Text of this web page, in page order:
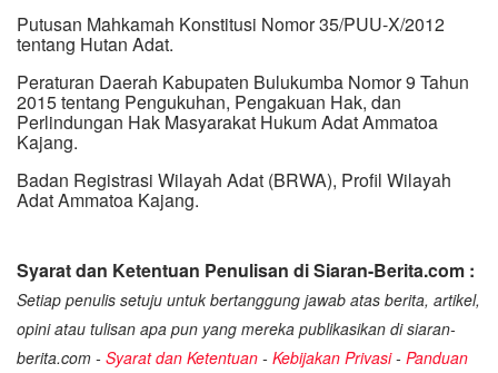
Putusan Mahkamah Konstitusi Nomor 35/PUU-X/2012
tentang Hutan Adat.
Peraturan Daerah Kabupaten Bulukumba Nomor 9 Tahun
2015 tentang Pengukuhan, Pengakuan Hak, dan
Perlindungan Hak Masyarakat Hukum Adat Ammatoa
Kajang.
Badan Registrasi Wilayah Adat (BRWA), Profil Wilayah
Adat Ammatoa Kajang.
Syarat dan Ketentuan Penulisan di Siaran-Berita.com :
Setiap penulis setuju untuk bertanggung jawab atas berita, artikel,
opini atau tulisan apa pun yang mereka publikasikan di siaran-
berita.com - Syarat dan Ketentuan - Kebijakan Privasi- Panduan